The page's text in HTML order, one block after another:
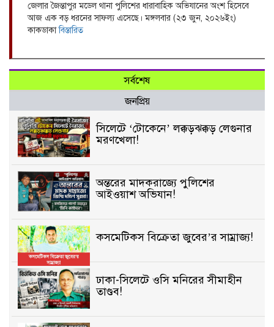
জেলার জৈন্তাপুর মডেল থানা পুলিশের ধারাবাহিক অভিযানের অংশ হিসেবে
আজ এক বড় ধরনের সাফল্য এসেছে। মঙ্গলবার (২৩ জুন, ২০২৬ইং)
কাকডাকাবিস্তারিত
সর্বশেষ
জনপ্রিয়
সিলেটে ‘টোকেনে’ লক্কড়ঝক্কড় লেগুনার
মরণখেলা!
অন্তরের মাদকরাজ্যে পুলিশের
আইওয়াশ অভিযান!
কসমেটিকস বিক্রেতা জুবের’র সাম্রাজ্য!
ঢাকা-সিলেটে ওসি মনিরের সীমাহীন
তাণ্ডব!